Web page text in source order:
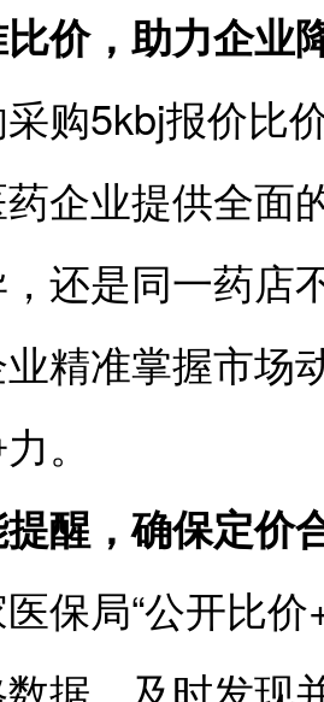
价，助力企业
购5kbj报价比
企业提供全面
还是同一药店
精准掌握市场
。
醒，确保定价
保局“公开比